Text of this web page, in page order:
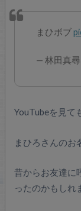
まひボブ
— 林田真尋
YouTubeを見て
まひろさんのお
昔からお友達に
ったのかもしれ